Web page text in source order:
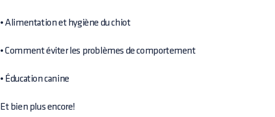
• Alimentation et hygiène du chiot
• Comment éviter les problèmes de comportement
• Éducation canine
Et bien plus encore!